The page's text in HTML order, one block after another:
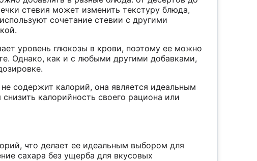
стевия может изменить текстуру блюда,
сочетание стевии с другими
уровень глюкозы в крови, поэтому ее можно
Однако, как и с любыми другими добавками,
содержит калорий, она является идеальным
калорийность своего рациона или
что делает ее идеальным выбором для
сахара без ущерба для вкусовых